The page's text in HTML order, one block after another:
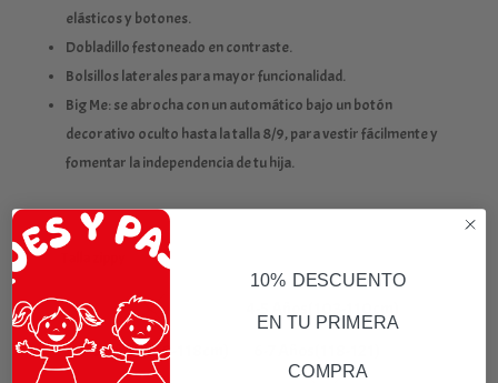
elásticos y botones.
Dobladillo festoneado en contraste.
Bolsillos laterales para mayor funcionalidad.
Big Me: se abrocha con un automático bajo un botón
decorativo oculto hasta la talla 8/9, para vestir fácilmente y
fomentar la independencia de tu hija.
3-4 Años(95-103cm)
5-6 Años(110-118cm)
10% DESCUENTO
EN TU PRIMERA
COMPRA